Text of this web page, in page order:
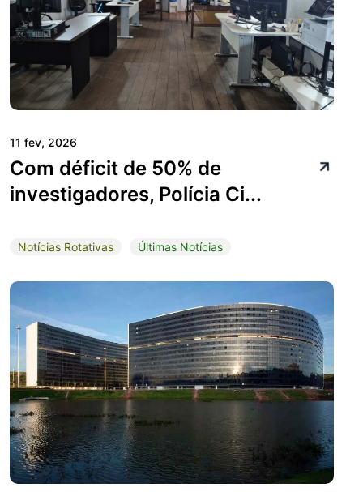
11 fev, 2026
Com déficit de 50% de
investigadores, Polícia Ci...
Notícias Rotativas Últimas Notícias